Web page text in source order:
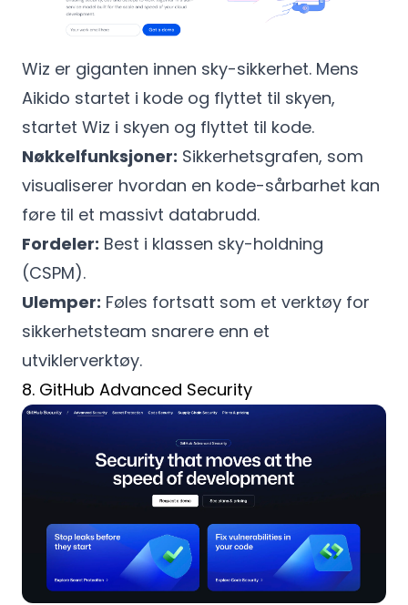
Wiz er giganten innen sky-sikkerhet. Mens
Aikido startet i kode og flyttet til skyen,
startet Wiz i skyen og flyttet til kode.
Nøkkelfunksjoner: Sikkerhetsgrafen, som
visualiserer hvordan en kode-sårbarhet kan
føre til et massivt databrudd.
Fordeler: Best i klassen sky-holdning
(CSPM).
Ulemper: Føles fortsatt som et verktøy for
sikkerhetsteam snarere enn et
utviklerverktøy.
8. GitHub Advanced Security